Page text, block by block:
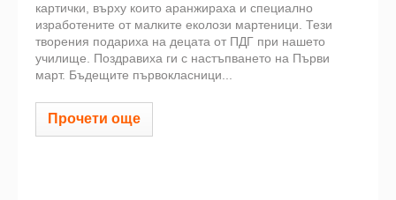
картички, върху които аранжираха и специално
изработените от малките еколози мартеници. Тези
творения подариха на децата от ПДГ при нашето
училище. Поздравиха ги с настъпването на Първи
март. Бъдещите първокласници...
Прочети още